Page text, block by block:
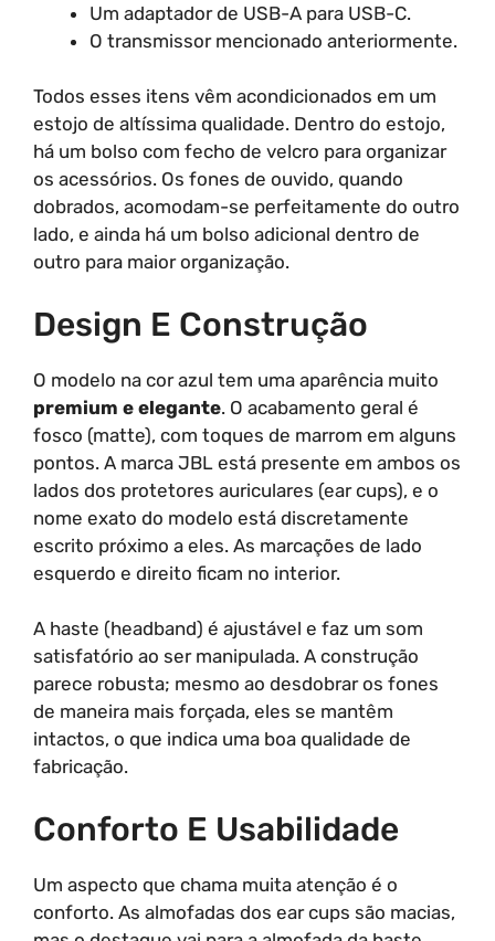
Um adaptador de USB-A para USB-C.
O transmissor mencionado anteriormente.
Todos esses itens vêm acondicionados em um
estojo de altíssima qualidade. Dentro do estojo,
há um bolso com fecho de velcro para organizar
os acessórios. Os fones de ouvido, quando
dobrados, acomodam-se perfeitamente do outro
lado, e ainda há um bolso adicional dentro de
outro para maior organização.
Design E Construção
O modelo na cor azul tem uma aparência muito
premium e elegante. O acabamento geral é
fosco (matte), com toques de marrom em alguns
pontos. A marca JBL está presente em ambos os
lados dos protetores auriculares (ear cups), e o
nome exato do modelo está discretamente
escrito próximo a eles. As marcações de lado
esquerdo e direito ficam no interior.
A haste (headband) é ajustável e faz um som
satisfatório ao ser manipulada. A construção
parece robusta; mesmo ao desdobrar os fones
de maneira mais forçada, eles se mantêm
intactos, o que indica uma boa qualidade de
fabricação.
Conforto E Usabilidade
Um aspecto que chama muita atenção é o
conforto. As almofadas dos ear cups são macias,